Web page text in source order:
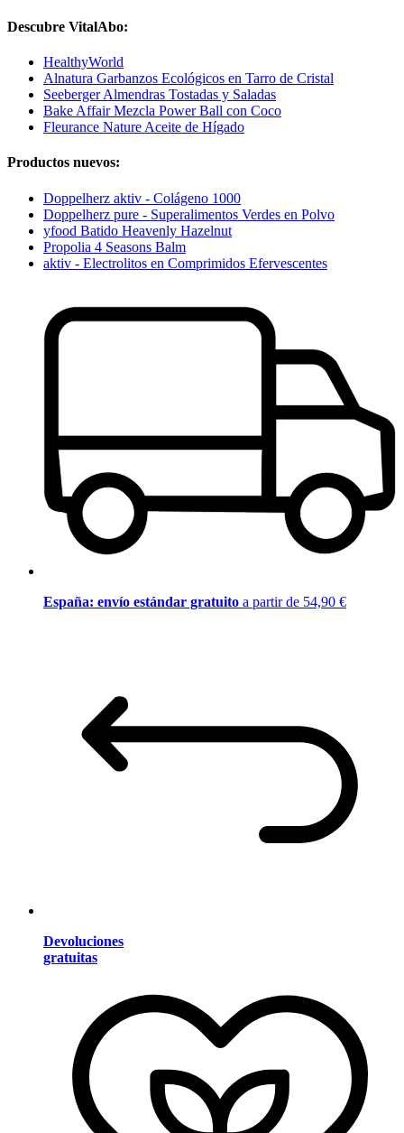
Descubre VitalAbo:
HealthyWorld
Alnatura Garbanzos Ecológicos en Tarro de Cristal
Seeberger Almendras Tostadas y Saladas
Bake Affair Mezcla Power Ball con Coco
Fleurance Nature Aceite de Hígado
Productos nuevos:
Doppelherz aktiv - Colágeno 1000
Doppelherz pure - Superalimentos Verdes en Polvo
yfood Batido Heavenly Hazelnut
Propolia 4 Seasons Balm
aktiv - Electrolitos en Comprimidos Efervescentes
España: envío estándar gratuito a partir de 54,90 €
Devoluciones
gratuitas